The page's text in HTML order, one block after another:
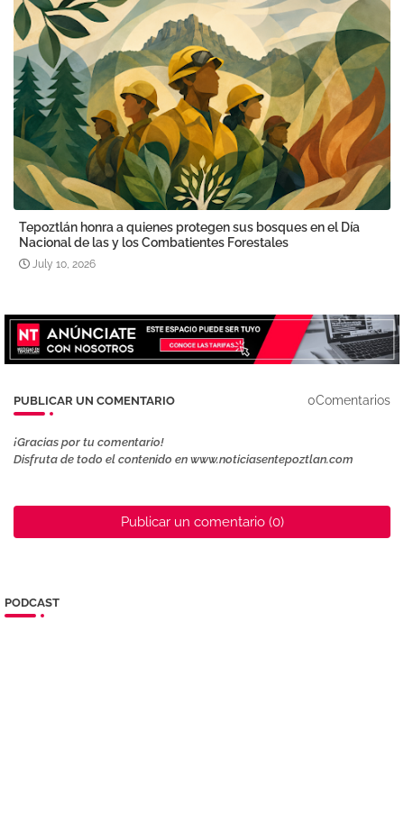
Tepoztlán honra a quienes protegen sus bosques en el Día
Nacional de las y los Combatientes Forestales
July 10, 2026
PUBLICAR UN COMENTARIO 0Comentarios
¡Gracias por tu comentario!
Disfruta de todo el contenido en www.noticiasentepoztlan.com
Publicar un comentario (0)
PODCAST